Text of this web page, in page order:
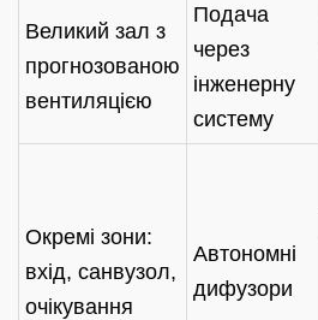
Великий зал з
прогнозованою
вентиляцією
Подача
через
інженерну
систему
Окремі зони:
вхід, санвузол,
очікування
Автономні
дифузори